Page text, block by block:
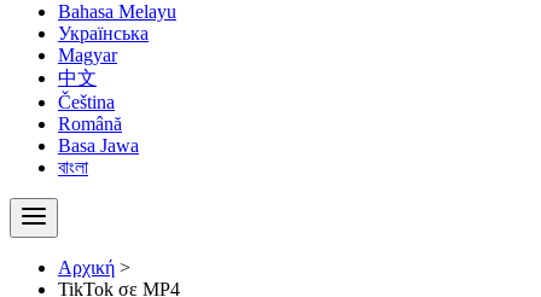
Bahasa Melayu
Українська
Magyar
中文
Čeština
Română
Basa Jawa
বাংলা
Αρχική >
TikTok σε MP4